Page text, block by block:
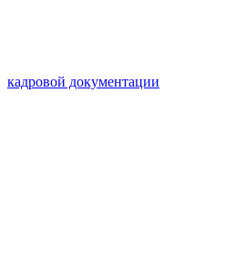
кадровой документации